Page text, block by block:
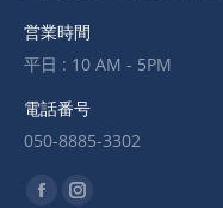
営業時間
平日 : 10 AM - 5PM
電話番号
050-8885-3302
Find us on:
FacebookInstagram